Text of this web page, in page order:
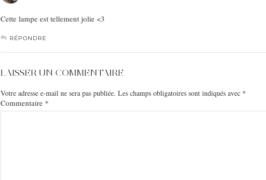
Cette lampe est tellement jolie <3
RÉPONDRE
LAISSER UN COMMENTAIRE
Votre adresse e-mail ne sera pas publiée. Les champs obligatoires sont indiqués avec *
Commentaire *